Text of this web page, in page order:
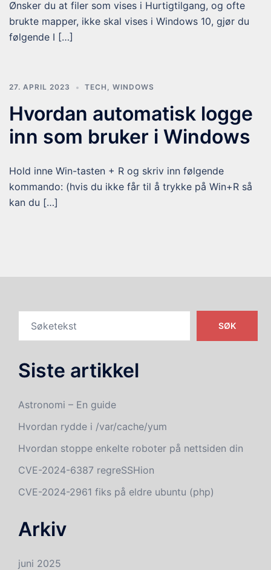
Ønsker du at filer som vises i Hurtigtilgang, og ofte
brukte mapper, ikke skal vises i Windows 10, gjør du
følgende I […]
27. APRIL 2023 TECH WINDOWS
Hvordan automatisk logge
inn som bruker i Windows
Hold inne Win-tasten + R og skriv inn følgende
kommando: (hvis du ikke får til å trykke på Win+R så
kan du […]
SØK
Siste artikkel
Astronomi – En guide
Hvordan rydde i /var/cache/yum
Hvordan stoppe enkelte roboter på nettsiden din
CVE-2024-6387 regreSSHion
CVE-2024-2961 fiks på eldre ubuntu (php)
Arkiv
juni 2025